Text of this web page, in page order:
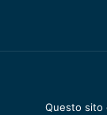
Questo sito